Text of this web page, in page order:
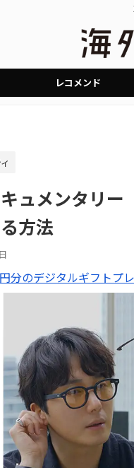
レコメンド
ュメンタリ
方法